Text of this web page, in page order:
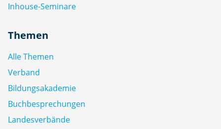
Inhouse-Seminare
Themen
Alle Themen
Verband
Bildungsakademie
Buchbesprechungen
Landesverbände